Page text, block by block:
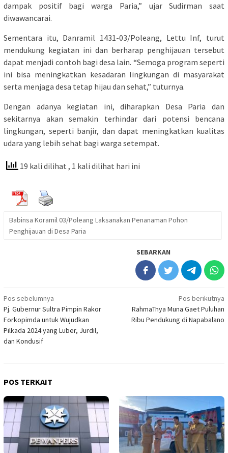
dampak positif bagi warga Paria,” ujar Sudirman saat
diwawancarai.
Sementara itu, Danramil 1431-03/Poleang, Lettu Inf, turut
mendukung kegiatan ini dan berharap penghijauan tersebut
dapat menjadi contoh bagi desa lain. “Semoga program seperti
ini bisa meningkatkan kesadaran lingkungan di masyarakat
serta menjaga desa tetap hijau dan sehat,” tuturnya.
Dengan adanya kegiatan ini, diharapkan Desa Paria dan
sekitarnya akan semakin terhindar dari potensi bencana
lingkungan, seperti banjir, dan dapat meningkatkan kualitas
udara yang lebih sehat bagi warga setempat.
19 kali dilihat , 1 kali dilihat hari ini
Babinsa Koramil 03/Poleang Laksanakan Penanaman Pohon
Penghijauan di Desa Paria
SEBARKAN
Navigasi
pos
Pos sebelumnya
Pj. Gubernur Sultra Pimpin Rakor
Forkopimda untuk Wujudkan
Pilkada 2024 yang Luber, Jurdil,
dan Kondusif
Pos berikutnya
RahmaTnya Muna Gaet Puluhan
Ribu Pendukung di Napabalano
POS TERKAIT